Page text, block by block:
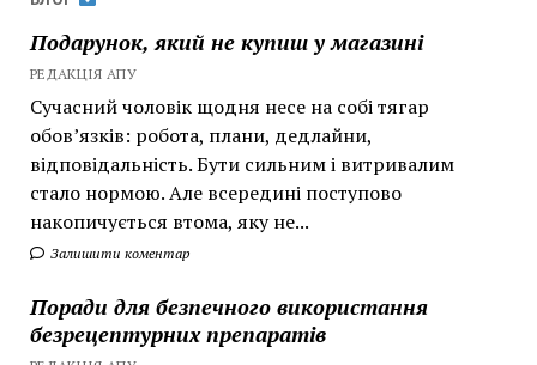
Подарунок, який не купиш у магазині
РЕДАКЦІЯ АПУ
Сучасний чоловік щодня несе на собі тягар
обов’язків: робота, плани, дедлайни,
відповідальність. Бути сильним і витривалим
стало нормою. Але всередині поступово
накопичується втома, яку не...
Залишити коментар
Поради для безпечного використання
безрецептурних препаратів